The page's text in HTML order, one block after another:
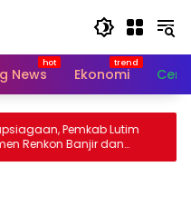
News Ekonomi
Pemkab Lutim
Banjir dan